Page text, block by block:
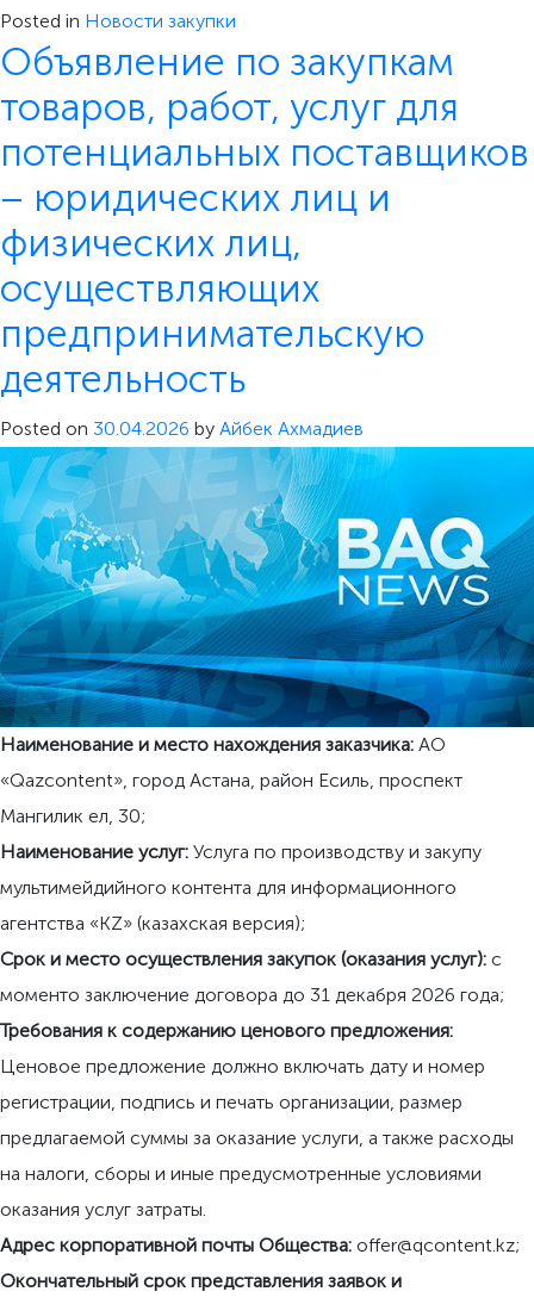
Posted in Новости закупки
Объявление по закупкам
товаров, работ, услуг для
потенциальных поставщиков
– юридических лиц и
физических лиц,
осуществляющих
предпринимательскую
деятельность
Posted on 30.04.2026 by Айбек Ахмадиев
Наименование и место нахождения заказчика: АО
«Qazcontent», город Астана, район Есиль, проспект
Мангилик ел, 30;
Наименование услуг: Услуга по производству и закупу
мультимейдийного контента для информационного
агентства «KZ» (казахская версия);
Срок и место осуществления закупок (оказания услуг): с
моменто заключение договора до 31 декабря 2026 года;
Требования к содержанию ценового предложения:
Ценовое предложение должно включать дату и номер
регистрации, подпись и печать организации, размер
предлагаемой суммы за оказание услуги, а также расходы
на налоги, сборы и иные предусмотренные условиями
оказания услуг затраты.
Адрес корпоративной почты Общества: offer@qcontent.kz;
Окончательный срок представления заявок и